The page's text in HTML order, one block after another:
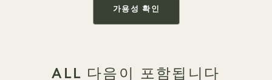
가용성 확인
ALL 다음이 포함됩니다